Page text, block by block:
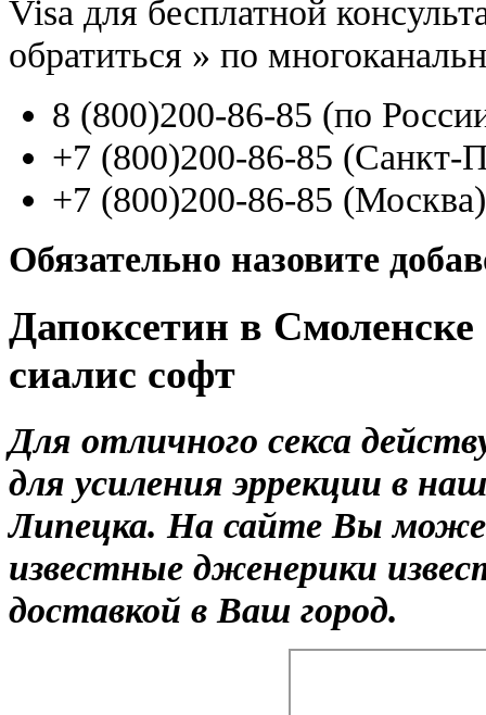
Visa для бесплатной
обратиться » по
8 (800)200-86-85 (по
+7 (800)200-86-85 (Санкт-
+7 (800)200-86-85 (Москва)
Обязательно назовите
Дапоксетин в
сиалис софт
Для отличного секса
для усиления эррекции в
Липецка. На сайте Вы
известные дженерики
доставкой в Ваш город.